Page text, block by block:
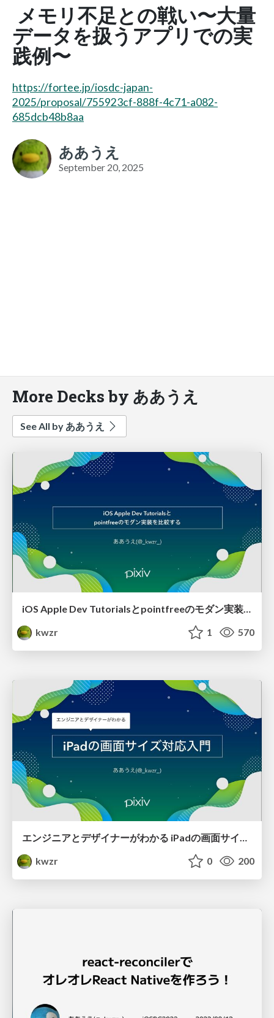
メモリ不足との戦い〜大量
データを扱うアプリでの実
践例〜
https://fortee.jp/iosdc-japan-
2025/proposal/755923cf-888f-4c71-a082-
685dcb48b8aa
ああうえ
September 20, 2025
More Decks by ああうえ
See All by ああうえ
iOS Apple Dev Tutorialsとpointfreeのモダン実装を比較する
kwzr
1 570
kwzr
0 200